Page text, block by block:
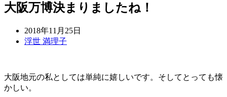
大阪万博決まりましたね！
2018年11月25日
浮世 満理子
大阪地元の私としては単純に嬉しいです。そしてとっても懐
かしい。